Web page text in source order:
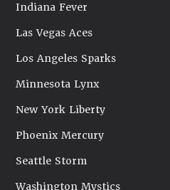
Indiana Fever
Las Vegas Aces
Los Angeles Sparks
Minnesota Lynx
New York Liberty
Phoenix Mercury
Seattle Storm
Washington Mystics